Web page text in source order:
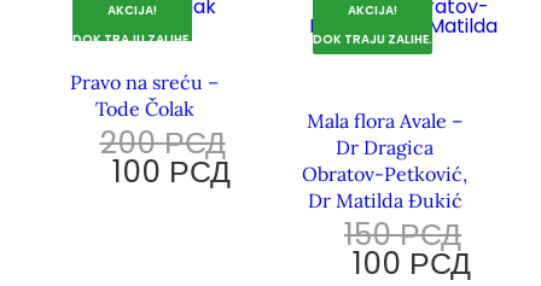
AKCIJA!
DOK TRAJU ZALIHE.
Pravo na sreću –
Tode Čolak
200РСД
100 РСД
AKCIJA!
DOK TRAJU ZALIHE.
Mala flora Avale –
Dr Dragica
Obratov-Petković,
Dr Matilda Đukić
150РСД
100 РСД